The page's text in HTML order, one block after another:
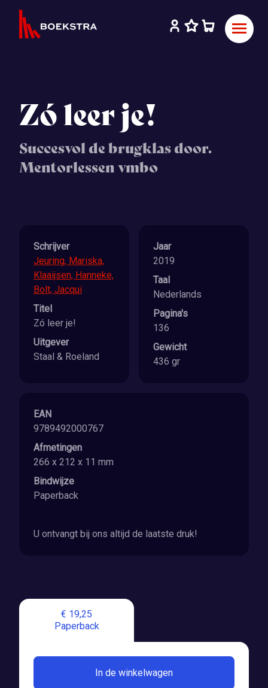
Zó leer je!
Succesvol de brugklas door.
Mentorlessen vmbo
€ 19,25
Paperback
In de winkelwagen
Schrijver
Jeuring, Mariska,
Klaaijsen, Hanneke,
Bolt, Jacqui
Titel
Zó leer je!
Uitgever
Staal & Roeland
Jaar
2019
Taal
Nederlands
Pagina's
136
Gewicht
436 gr
EAN
9789492000767
Afmetingen
266 x 212 x 11 mm
Bindwijze
Paperback
U ontvangt bij ons altijd de laatste druk!